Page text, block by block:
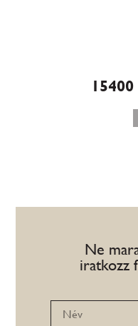
15400
Ne
iratkozz